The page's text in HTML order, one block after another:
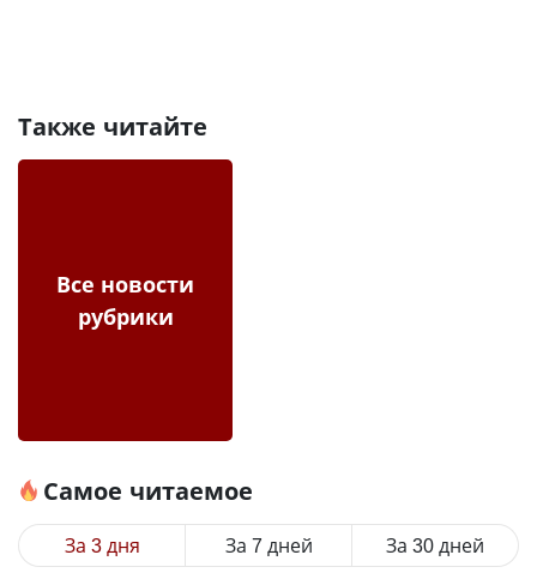
Также читайте
Все новости
рубрики
Самое читаемое
За 3 дня За 7 дней За 30 дней